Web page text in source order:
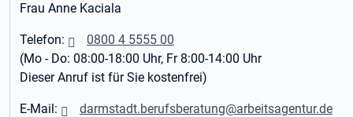
Frau Anne Kaciala
Telefon:
0800 4 5555 00
(Mo - Do: 08:00-18:00 Uhr, Fr 8:00-14:00 Uhr
Dieser Anruf ist für Sie kostenfrei)
E-Mail: darmstadt.berufsberatung@arbeitsagentur.de